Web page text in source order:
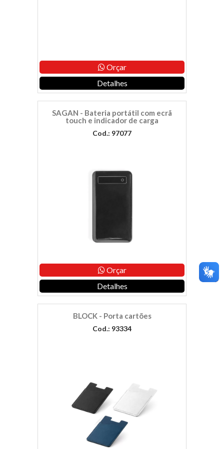
Orçar
Detalhes
SAGAN - Bateria portátil com ecrã
touch e indicador de carga
Cod.: 97077
Orçar
Detalhes
BLOCK - Porta cartões
Cod.: 93334